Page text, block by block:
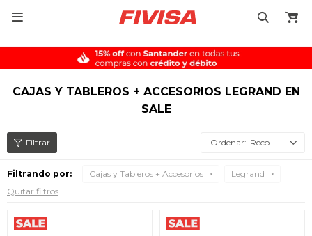

CAJAS Y TABLEROS + ACCESORIOS LEGRAND EN
SALE
Recomendados
Filtrando por: Cajas y Tableros + Accesorios
Legrand
Quitar filtros